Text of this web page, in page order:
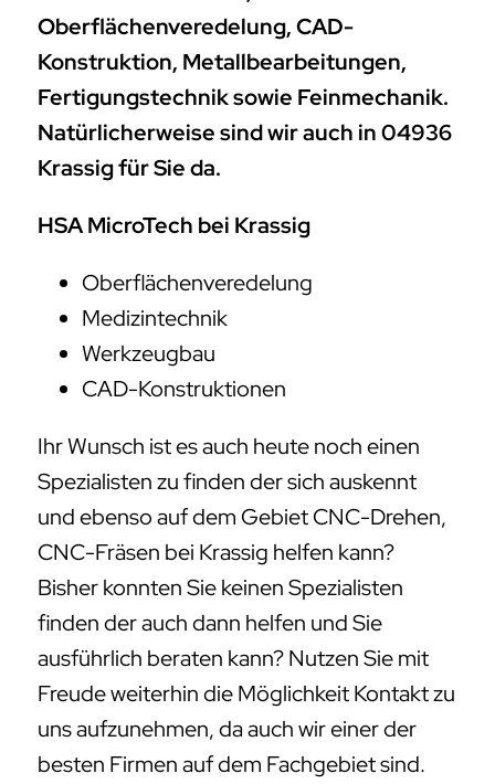
Oberflächenveredelung, CAD-
Konstruktion, Metallbearbeitungen,
Fertigungstechnik sowie Feinmechanik.
Natürlicherweise sind wir auch in 04936
Krassig für Sie da.
HSA MicroTech bei Krassig
Oberflächenveredelung
Medizintechnik
Werkzeugbau
CAD-Konstruktionen
Ihr Wunsch ist es auch heute noch einen
Spezialisten zu finden der sich auskennt
und ebenso auf dem Gebiet CNC-Drehen,
CNC-Fräsen bei Krassig helfen kann?
Bisher konnten Sie keinen Spezialisten
finden der auch dann helfen und Sie
ausführlich beraten kann? Nutzen Sie mit
Freude weiterhin die Möglichkeit Kontakt zu
uns aufzunehmen, da auch wir einer der
besten Firmen auf dem Fachgebiet sind.